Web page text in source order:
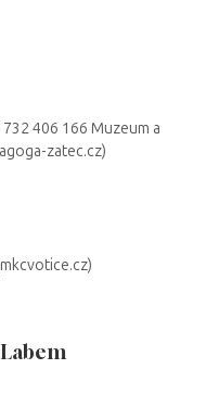
406 166 Muzeum a
zatec.cz)